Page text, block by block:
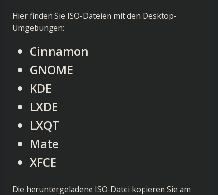
Hier finden Sie ISO-Dateien mit den Desktop-
Umgebungen:
Cinnamon
GNOME
KDE
LXDE
LXQT
Mate
XFCE
Die heruntergeladene ISO-Datei kopieren Sie am